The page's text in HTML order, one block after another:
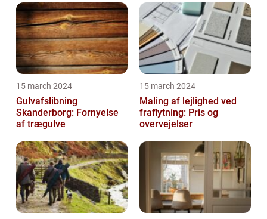
15 march 2024
Gulvafslibning
Skanderborg: Fornyelse
af trægulve
15 march 2024
Maling af lejlighed ved
fraflytning: Pris og
overvejelser